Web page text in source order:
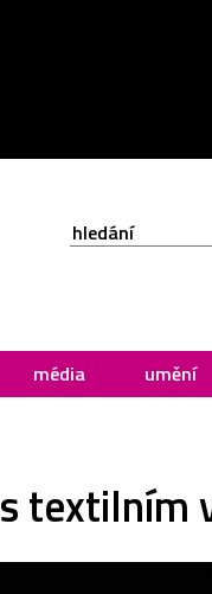
média umění
textilním